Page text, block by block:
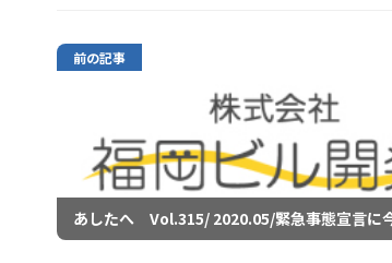
前の記事
あしたへ Vol.315/ 2020.05/緊急事態宣言に